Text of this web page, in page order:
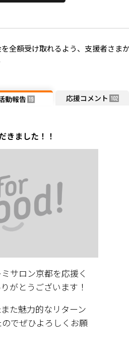
全額受け取れるよう、支援者さま
動報告 19 応援コメント 102
きました！！
サロン京都を応援く
がとうございます！
た魅力的なリターン
でぜひよろしくお願